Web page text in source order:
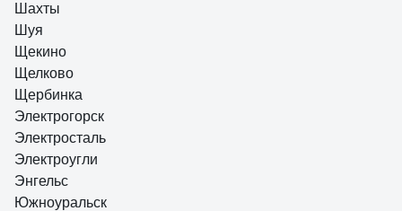
Шахты
Шуя
Щекино
Щелково
Щербинка
Электрогорск
Электросталь
Электроугли
Энгельс
Южноуральск